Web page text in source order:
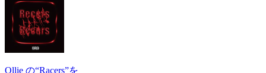
Ollie の“Racers”を